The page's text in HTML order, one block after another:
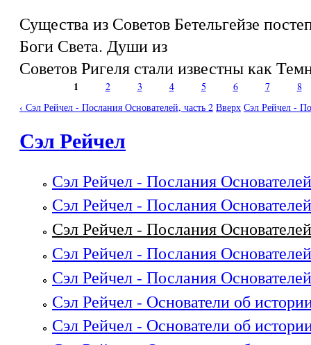
Существа из Советов Бетельгейзе
Боги Света. Души из
Советов Ригеля стали известны как
Страницы
1 2 3 4 5 6 7
8
‹ Сэл Рейчел - Послания Основателей, часть 2 Вверх Сэл Рейчел -
Сэл Рейчел
Сэл Рейчел - Послания
Сэл Рейчел - Послания
Сэл Рейчел - Послания
Сэл Рейчел - Послания
Сэл Рейчел - Послания
Сэл Рейчел - Основатели об
Сэл Рейчел - Основатели об